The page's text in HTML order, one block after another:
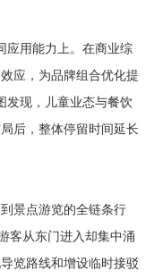
应用能力上。在商业综
应，为品牌组合优化提
发现，儿童业态与餐饮
后，整体停留时间延长
景点游览的全链条行
客从东门进入却集中涌
览路线和增设临时接驳